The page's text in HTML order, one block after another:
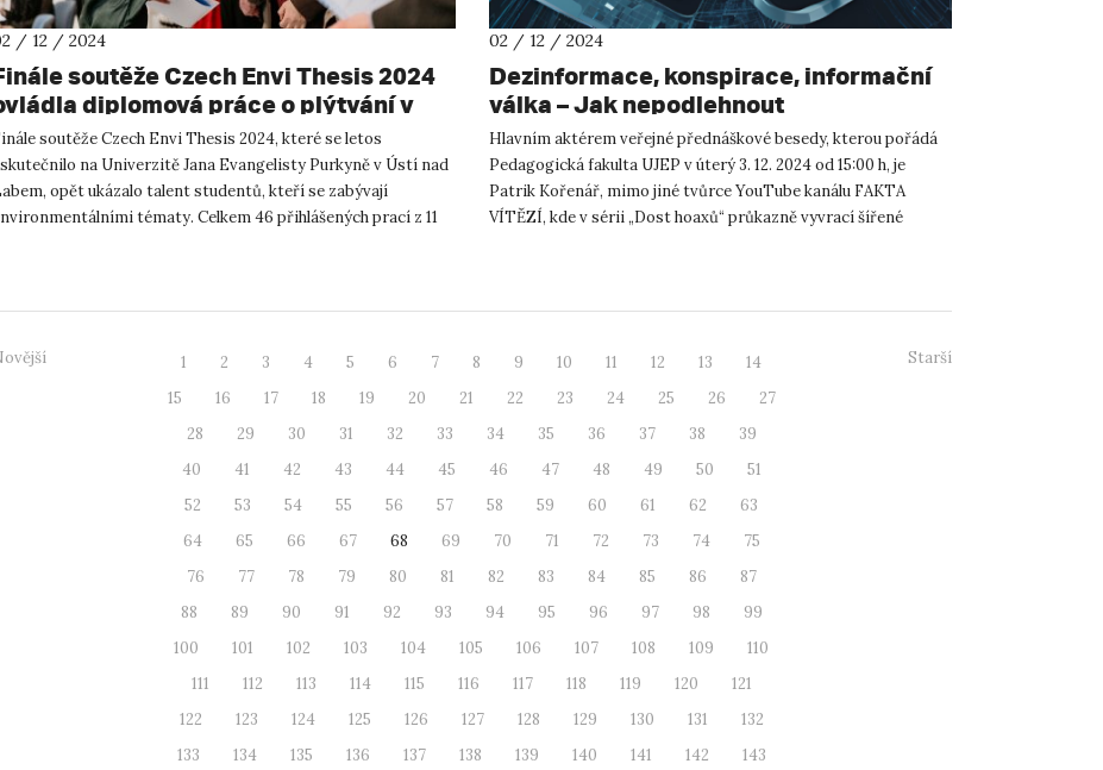
/ 12 / 2024
soutěže Czech Envi Thesis 2024
diplomová práce o plýtvání v
soutěže Czech Envi Thesis 2024, které se letos
na Univerzitě Jana Evangelisty Purkyně v Ústí nad
opět ukázalo talent studentů, kteří se zabývají
tématy. Celkem 46 přihlášených prací z 11
02 / 12 / 2024
Dezinformace, konspirace, informační
válka – Jak nepodlehnout
Hlavním aktérem veřejné přednáškové besedy, kterou pořádá
Pedagogická fakulta UJEP v úterý 3. 12. 2024 od 15:00 h, je
Patrik Kořenář, mimo jiné tvůrce YouTube kanálu FAKTA
VÍTĚZÍ, kde v sérii „Dost hoaxů“ průkazně vyvrací šířené
1 2 3 4 5 6 7 8 9 10 11 12 13
14
15
16 17 18 19 20 21 22 23 24 25 26
27
28
29 30 31 32 33 34 35 36 37 38
39
40
41 42 43 44 45 46 47 48 49 50
51
52
53 54 55 56 57 58 59 60 61 62
63
64
65 66 67 68 69 70 71 72 73 74
75
76
77 78 79 80 81 82 83 84 85 86
87
88
89 90 91 92 93 94 95 96 97 98
99
100
101 102 103 104 105 106 107 108 109
110
111
112 113 114 115 116 117 118 119 120
121
122
123 124 125 126 127 128 129 130 131
132
133
134 135 136 137 138 139 140 141 142 143
Starší